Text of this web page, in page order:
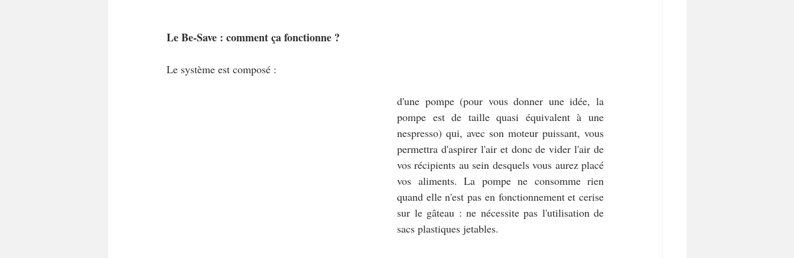
Le Be-Save : comment ça fonctionne ?
Le système est composé :
d'une pompe (pour vous donner une idée, la
pompe est de taille quasi équivalent à une
nespresso) qui, avec son moteur puissant, vous
permettra d'aspirer l'air et donc de vider l'air de
vos récipients au sein desquels vous aurez placé
vos aliments. La pompe ne consomme rien
quand elle n'est pas en fonctionnement et cerise
sur le gâteau : ne nécessite pas l'utilisation de
sacs plastiques jetables.